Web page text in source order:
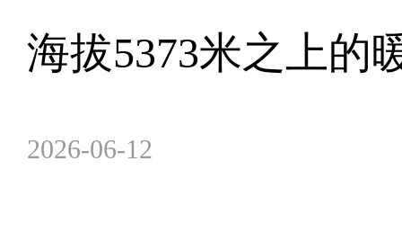
海拔5373米之上的
2026-06-12